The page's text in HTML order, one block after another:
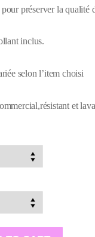
préserver la qualité
inclus.
selon l’item choisi
et